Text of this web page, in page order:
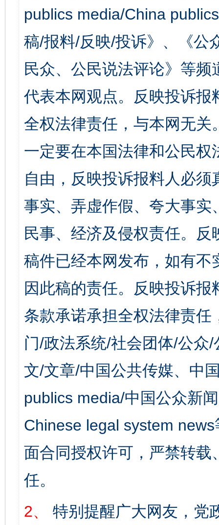
publics media/China
稿/报料/反映/投诉》、《公
民众、公民说法评论》等
代表本网观点。反映投诉
全权法律责任，与本网无
一定要在本国法律和公民
自由，反映投诉报料人必
事实、弄虚作假、夸大事
民事、经济及侵权责任。
稿件已经本网发布，如有
因此稿的责任。反映投诉
条款承诺承担全权法律责
门/政法系统/社会团体/公众
文/文章/中国公共传媒、中
publics media/中国公众新
Chinese legal system
面合同授权许可，严禁转
任。
2、
特别提醒广大网友，党